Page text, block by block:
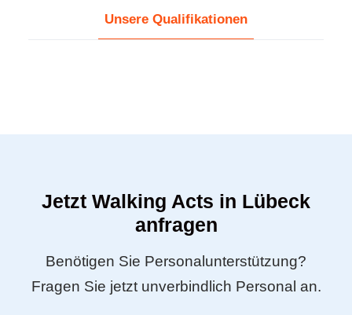
Unsere Qualifikationen
Jetzt Walking Acts in Lübeck
anfragen
Benötigen Sie Personalunterstützung?
Fragen Sie jetzt unverbindlich Personal an.